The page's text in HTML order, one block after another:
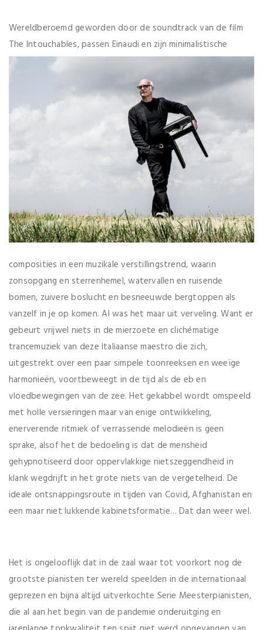
Wereldberoemd geworden door de soundtrack van de film
The Intouchables,passen Einaudi en zijn minimalistische
composities in een muzikale verstillingstrend, waarin
zonsopgang en sterrenhemel, watervallen en ruisende
bomen, zuivere boslucht en besneeuwde bergtoppen als
vanzelf in je op komen. Al was het maar uit verveling. Want er
gebeurt vrijwel niets in de mierzoete en clichématige
trancemuziek van deze Italiaanse maestro die zich,
uitgestrekt over een paar simpele toonreeksen en weeïge
harmonieën, voortbeweegt in de tijd als de eb en
vloedbewegingen van de zee. Het gekabbel wordt omspeeld
met holle versieringen maar van enige ontwikkeling,
enerverende ritmiek of verrassende melodieën is geen
sprake, alsof het de bedoeling is dat de mensheid
gehypnotiseerd door oppervlakkige nietszeggendheid in
klank wegdrijft in het grote niets van de vergetelheid. De
ideale ontsnappingsroute in tijden van Covid, Afghanistan en
een maar niet lukkende kabinetsformatie… Dat dan weer wel.
Het is ongelooflijk dat in de zaal waar tot voorkort nog de
grootste pianisten ter wereld speelden in de internationaal
geprezen en bijna altijd uitverkochte Serie Meesterpianisten,
die al aan het begin van de pandemie onderuitging en